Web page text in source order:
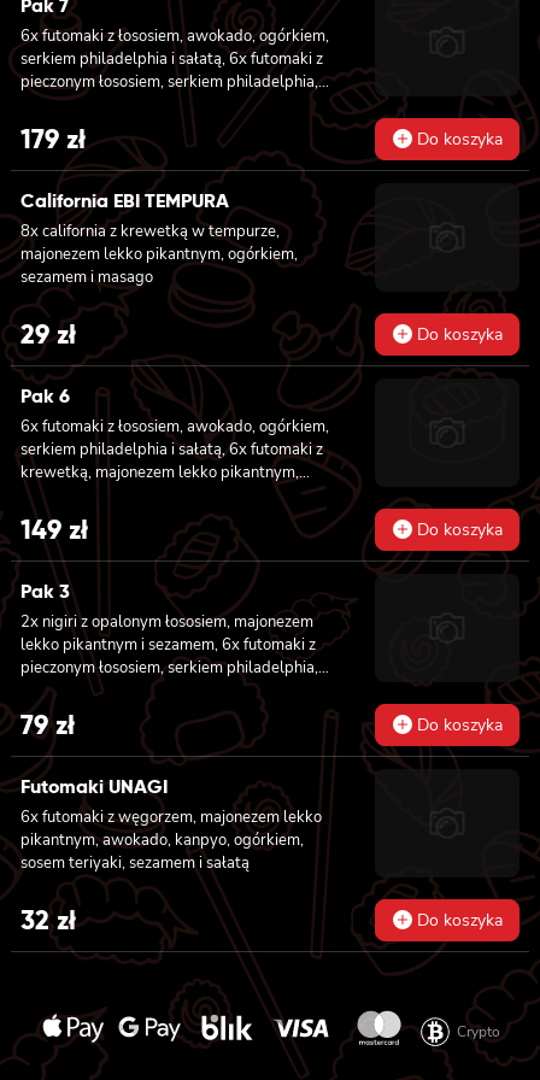
lekko pikantnym 6x futomaki z ŁOSOSIEM,
awokado, ogórkiem, serkiem philadelphia i
sałatą 6x futomaki z pieczonym ŁOSOSIEM,
serkiem philadelphia, awokado, ogórkiem,
kanpyo, sałatą, sosem teriyaki i sezamem
Pak 7
6x futomaki z łososiem, awokado, ogórkiem,
serkiem philadelphia i sałatą, 6x futomaki z
pieczonym łososiem, serkiem philadelphia,
awokado, ogórkiem, kanpyo, sałatą, sosem
teriyaki i sezamem, 6x futomaki z krewetką
w tempurze, ogórkiem, sałatą i majonezem
lekko pikantnym, 8x hosomaki z łososiem, 8x
hosomaki z ogórkiem, 8x california z
łososiem, ogórkiem, serkiem philadelphia,
awokado i masago, 8x california z krewetką,
majonezem lekko pikantnym, awokado,
ogórkiem, masago i sezamem, 2x nigiri z
łososiem, 2x nigiri z tuńczykiem, 2x nigiri z
krewetką
179 zł Do koszyka
California EBI TEMPURA
8x california z krewetką w tempurze,
majonezem lekko pikantnym, ogórkiem,
sezamem i masago
29zł Do koszyka
Pak 6
6x futomaki z łososiem, awokado, ogórkiem,
serkiem philadelphia i sałatą, 6x futomaki z
krewetką, majonezem lekko pikantnym,
ogórkiem i sałatą, 6x futomaki z tatarem z
łososia lekko pikantnym, ogórkiem, awokado,
kanpyo, sałatą, masago, szczepiorek, sezam,
8x hosomaki z łososiem, 8x california z
krewetką w tempurze, majonezem lekko
pikantnym, ogórkiem, sezamem i masago, 8x
california z łososiem, ogórkiem, serkiem
philadelphia, awokado i masago
149 zł Do koszyka
Pak 3
2x nigiri z opalonym łososiem, majonezem
lekko pikantnym i sezamem, 6x futomaki z
pieczonym łososiem, serkiem philadelphia,
awokado, ogórkiem, kanpyo, sałatą, sosem
teriyaki i sezamem, 8x california z krewetką
w tempurze, majonezem lekko pikantnym,
ogórkiem, sezamem i masago, 8x hosomaki z
batatem w tempurze
79zł Do koszyka
Futomaki UNAGI
6x futomaki z węgorzem, majonezem lekko
pikantnym, awokado, kanpyo, ogórkiem,
sosem teriyaki, sezamem i sałatą
32zł Do koszyka
Crypto